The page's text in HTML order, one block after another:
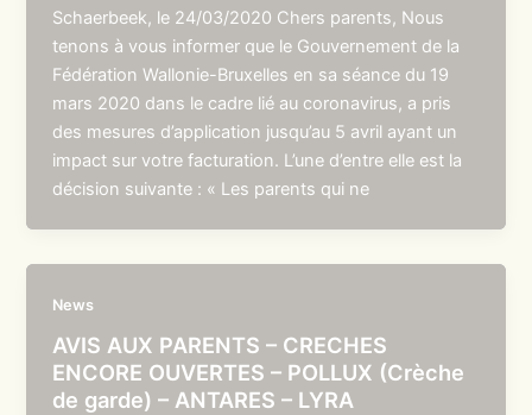
Schaerbeek, le 24/03/2020 Chers parents, Nous
tenons à vous informer que le Gouvernement de la
Fédération Wallonie-Bruxelles en sa séance du 19
mars 2020 dans le cadre lié au coronavirus, a pris
des mesures d’application jusqu’au 5 avril ayant un
impact sur votre facturation. L’une d’entre elle est la
décision suivante : « Les parents qui ne
News
AVIS AUX PARENTS – CRECHES
ENCORE OUVERTES – POLLUX (Crèche
de garde) – ANTARES – LYRA